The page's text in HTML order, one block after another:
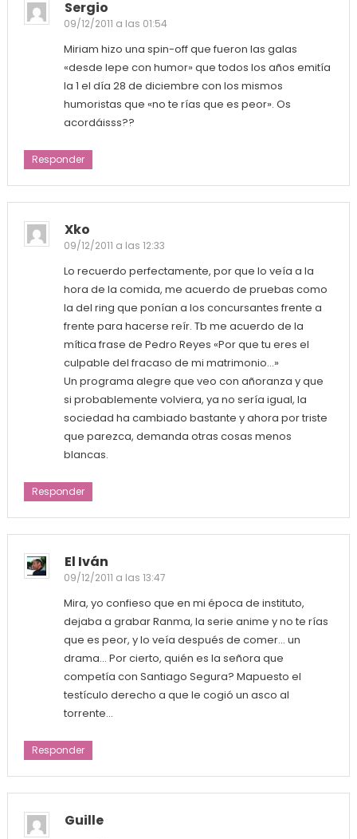
Sergio
09/12/2011 a las 01:54
Miriam hizo una spin-off que fueron las galas
«desde lepe con humor» que todos los años emitía
la 1 el día 28 de diciembre con los mismos
humoristas que «no te rías que es peor». Os
acordáisss??
Responder
Xko
09/12/2011 a las 12:33
Lo recuerdo perfectamente, por que lo veía a la
hora de la comida, me acuerdo de pruebas como
la del ring que ponían a los concursantes frente a
frente para hacerse reír. Tb me acuerdo de la
mítica frase de Pedro Reyes «Por que tu eres el
culpable del fracaso de mi matrimonio…»
Un programa alegre que veo con añoranza y que
si probablemente volviera, ya no sería igual, la
sociedad ha cambiado bastante y ahora por triste
que parezca, demanda otras cosas menos
blancas.
Responder
El Iván
09/12/2011 a las 13:47
Mira, yo confieso que en mi época de instituto,
dejaba a grabar Ranma, la serie anime y no te rías
que es peor, y lo veía después de comer… un
drama… Por cierto, quién es la señora que
competía con Santiago Segura? Mapuesto el
testículo derecho a que le cogió un asco al
torrente…
Responder
Guille